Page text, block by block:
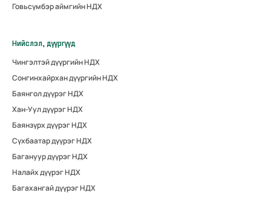
Говьсүмбэр аймгийн НДХ
Нийслэл, дүүргүүд
Чингэлтэй дүүргийн НДХ
Сонгинхайрхан дүүргийн НДХ
Баянгол дүүрэг НДХ
Хан-Уул дүүрэг НДХ
Баянзүрх дүүрэг НДХ
Сүхбаатар дүүрэг НДХ
Багануур дүүрэг НДХ
Налайх дүүрэг НДХ
Багахангай дүүрэг НДХ